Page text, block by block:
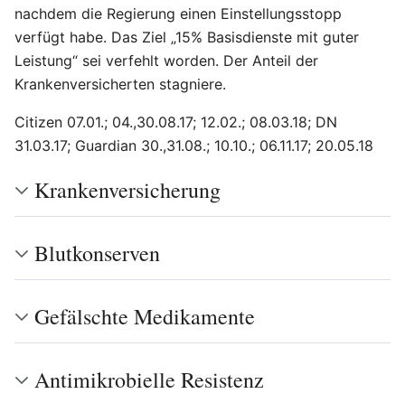
nachdem die Regierung einen Einstellungsstopp
verfügt habe. Das Ziel „15% Basisdienste mit guter
Leistung“ sei verfehlt worden. Der Anteil der
Krankenversicherten stagniere.
Citizen 07.01.; 04.,30.08.17; 12.02.; 08.03.18; DN
31.03.17; Guardian 30.,31.08.; 10.10.; 06.11.17; 20.05.18
Krankenversicherung
Blutkonserven
Gefälschte Medikamente
Antimikrobielle Resistenz